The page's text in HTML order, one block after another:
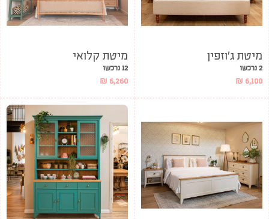
מיטת ג’וזפין
2 נרכשו
₪ 6,100
מיטת קלואי
12 נרכשו
₪ 6,260